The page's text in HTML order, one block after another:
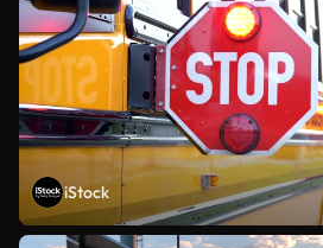
iStock